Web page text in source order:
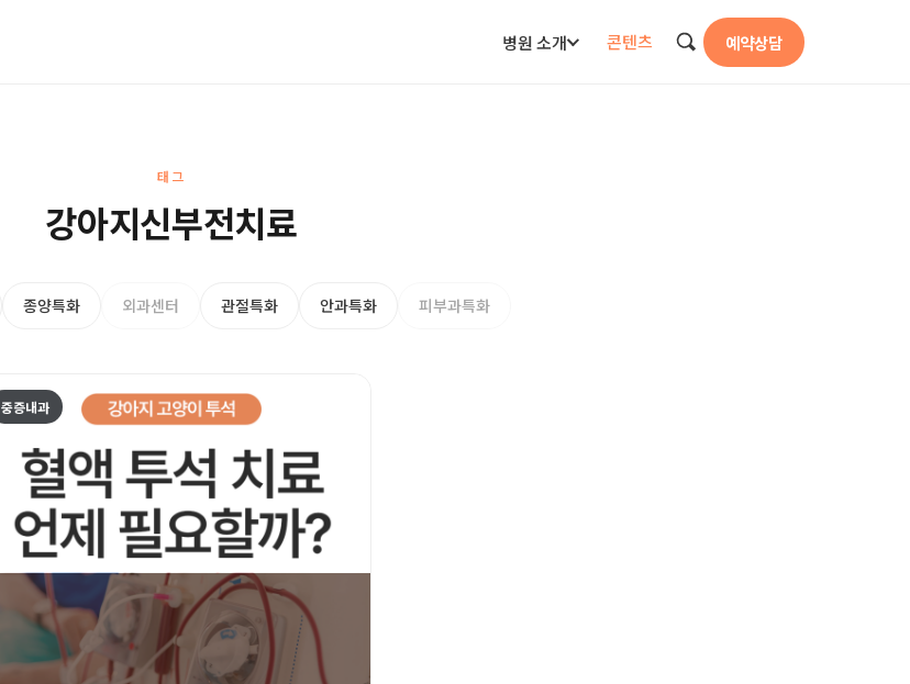
병원 소개 콘텐츠 예약상담
태그
강아지신부전치료
종양특화 외과센터 관절특화 안과특화 피부과특화
중증내과